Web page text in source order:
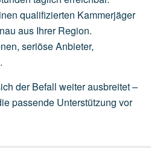
qualifizierten Kammerjäger
aus Ihrer Region.
seriöseAnbieter,
der Befall weiter ausbreitet –
passende Unterstützung vor